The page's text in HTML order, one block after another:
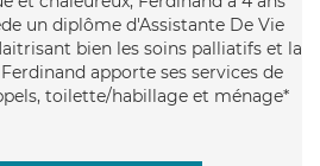
un diplôme d'Assistante De Vie
bien les soins palliatifs et la
apporte ses services de
toilette/habillage et ménage*